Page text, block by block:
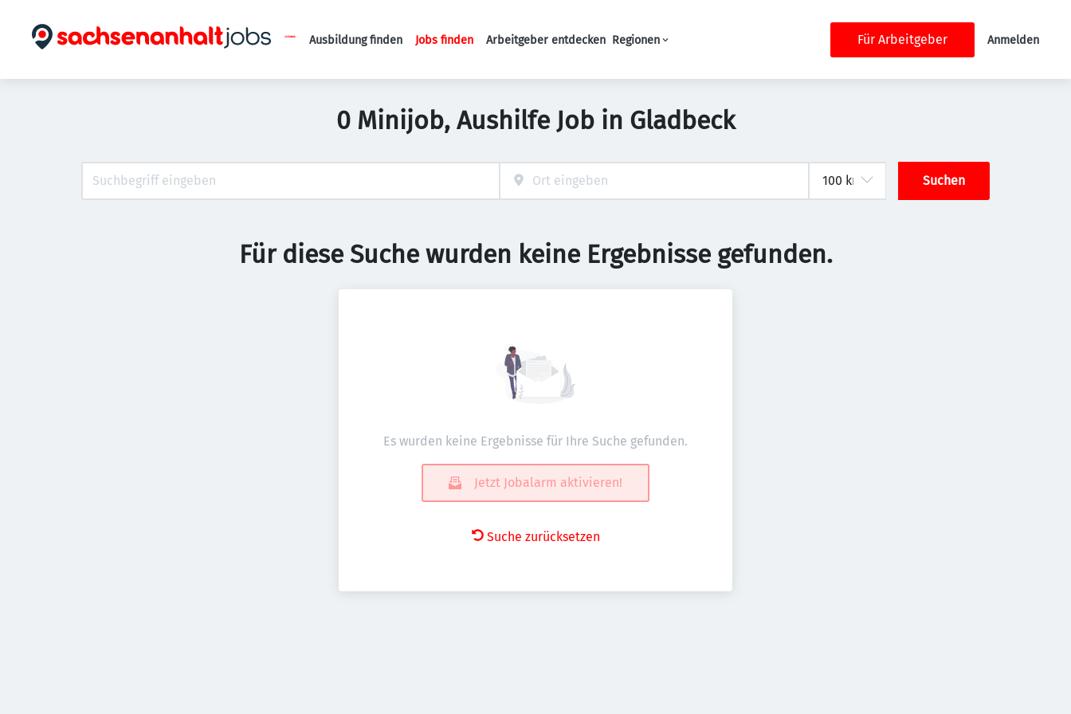
Haupt-Navigation
Ausbildung finden Jobs finden Arbeitgeber entdecken Regionen Für Arbeitgeber Anmelden
0 Minijob, Aushilfe Job in Gladbeck
Suchen
Für diese Suche wurden keine Ergebnisse gefunden.
Es wurden keine Ergebnisse für Ihre Suche gefunden.
Jetzt Jobalarm aktivieren!
Suche zurücksetzen